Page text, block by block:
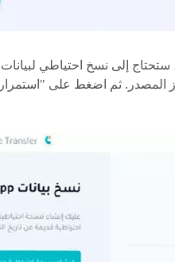
ستحتاج إلى نسخ احتياطي لبيانات
المصدر. ثم اضغط على